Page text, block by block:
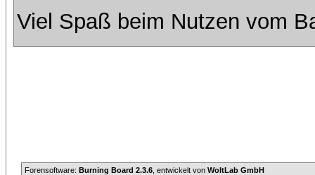
Viel Spaß beim Nutzen vom
Forensoftware: Burning Board 2.3.6 , entwickelt von WoltLab GmbH